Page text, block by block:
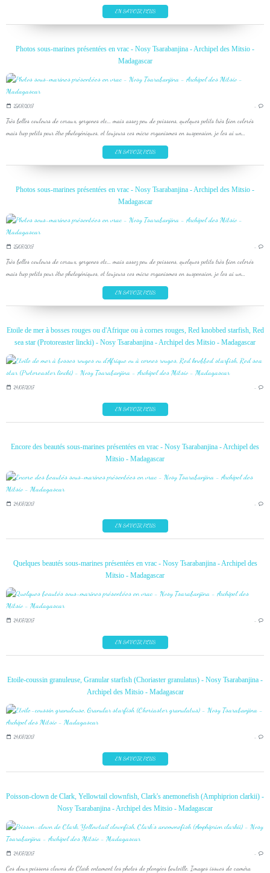
EN SAVOIR PLUS
Photos sous-marines présentées en vrac - Nosy Tsarabanjina - Archipel des Mitsio -
Madagascar
25/07/2017 …
Très belles couleurs de coraux, gorgones etc... mais assez peu de poissons, quelques petits très bien colorés
mais trop petits pour être photogéniques, et toujours ces micro organismes en suspension, je les ai un...
EN SAVOIR PLUS
Photos sous-marines présentées en vrac - Nosy Tsarabanjina - Archipel des Mitsio -
Madagascar
25/07/2017 …
Très belles couleurs de coraux, gorgones etc... mais assez peu de poissons, quelques petits très bien colorés
mais trop petits pour être photogéniques, et toujours ces micro organismes en suspension, je les ai un...
EN SAVOIR PLUS
Etoile de mer à bosses rouges ou d'Afrique ou à cornes rouges, Red knobbed starfish, Red
sea star (Protoreaster lincki) - Nosy Tsarabanjina - Archipel des Mitsio - Madagascar
24/07/2017 …
EN SAVOIR PLUS
Encore des beautés sous-marines présentées en vrac - Nosy Tsarabanjina - Archipel des
Mitsio - Madagascar
24/07/2017 …
EN SAVOIR PLUS
Quelques beautés sous-marines présentées en vrac - Nosy Tsarabanjina - Archipel des
Mitsio - Madagascar
24/07/2017 …
EN SAVOIR PLUS
Etoile-coussin granuleuse, Granular starfish (Choriaster granulatus) - Nosy Tsarabanjina -
Archipel des Mitsio - Madagascar
24/07/2017 …
EN SAVOIR PLUS
Poisson-clown de Clark, Yellowtail clownfish, Clark's anemonefish (Amphiprion clarkii) -
Nosy Tsarabanjina - Archipel des Mitsio - Madagascar
24/07/2017 …
Ces deux poissons clowns de Clark entament les photos de plongées bouteille. Images issues de caméra